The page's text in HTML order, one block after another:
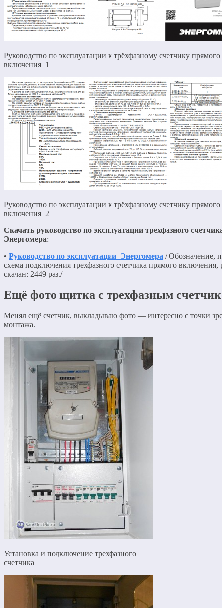
Руководство по эксплуатации к трёхфазному счетчику прямого
включения_1
Руководство по эксплуатации к трёхфазному счетчику прямого
включения_2
Скачать руководство по эксплуатации трехфазного
Энергомера:
• Руководство по эксплуатации_Энергомера / Обозначение,
схема подключения трехфазного счетчика прямого включения,
скачан: 2449 раз./
Ещё фото щитка с трехфазным
Менял ещё счетчик, выкладываю фото — интересно с точки
монтажа.
Установка и подключение трехфазного
счетчика